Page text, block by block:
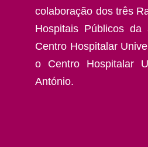
colaboração dos três
Hospitais Públicos
Centro Hospitalar
o Centro Hospitalar
António.